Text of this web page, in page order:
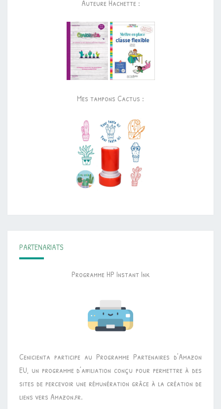
Auteure Hachette :
Mes tampons Cactus :
PARTENARIATS
Programme HP Instant Ink
Cenicienta participe au Programme Partenaires d’Amazon
EU, un programme d’affiliation conçu pour permettre à des
sites de percevoir une rémunération grâce à la création de
liens vers Amazon.fr.